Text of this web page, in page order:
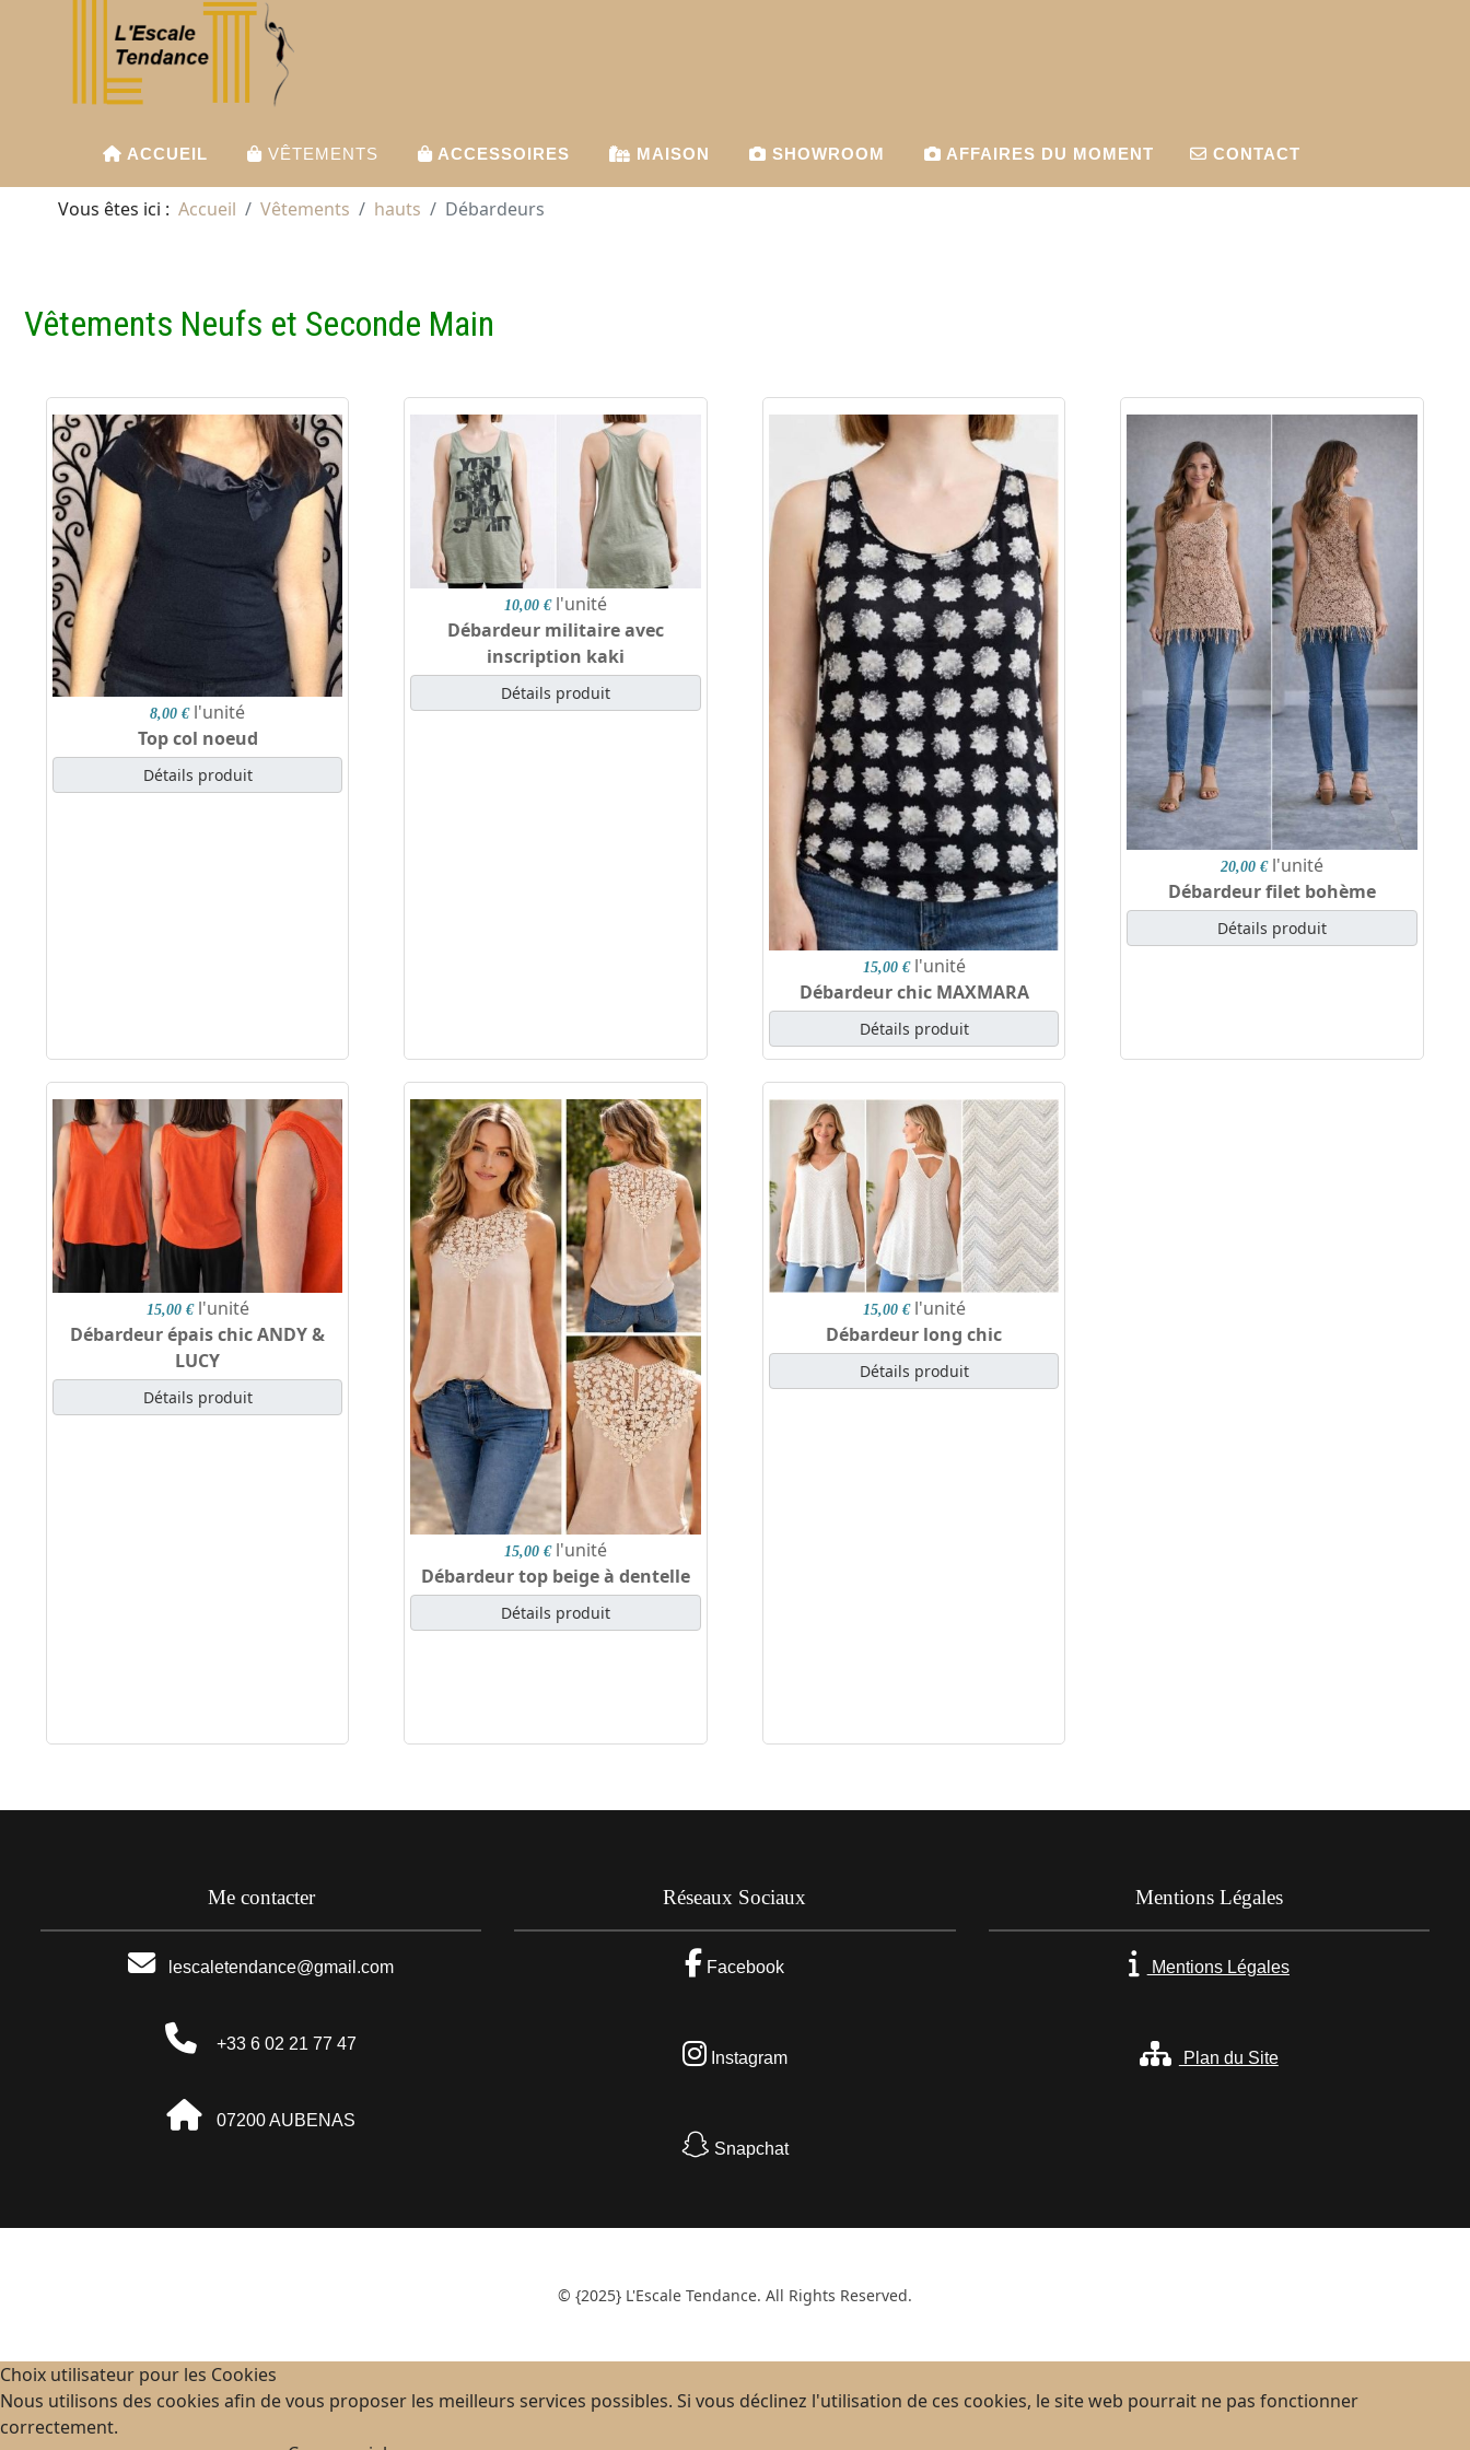
ACCUEIL VÊTEMENTS ACCESSOIRES MAISON SHOWROOM AFFAIRES DU MOMENT CONTACT
Vous êtes ici : Accueil Vêtements hauts Débardeurs
Vêtements Neufs et Seconde Main
8,00 € l'unité
Top col noeud
Détails produit
10,00 € l'unité
Débardeur militaire avec
inscription kaki
Détails produit
15,00 € l'unité
Débardeur chic MAXMARA
Détails produit
20,00 € l'unité
Débardeur filet bohème
Détails produit
15,00 € l'unité
Débardeur épais chic ANDY &
LUCY
Détails produit
15,00 € l'unité
Débardeur top beige à dentelle
Détails produit
15,00 € l'unité
Débardeur long chic
Détails produit
Me contacter
lescaletendance@gmail.com
+33 6 02 21 77 47
07200 AUBENAS
Réseaux Sociaux
Facebook
Instagram
Snapchat
Mentions Légales
Mentions Légales
Plan du Site
© {2025} L'Escale Tendance. All Rights Reserved.
Choix utilisateur pour les Cookies
Nous utilisons des cookies afin de vous proposer les meilleurs services possibles. Si vous déclinez l'utilisation de ces cookies, le site web pourrait ne pas fonctionner
correctement.